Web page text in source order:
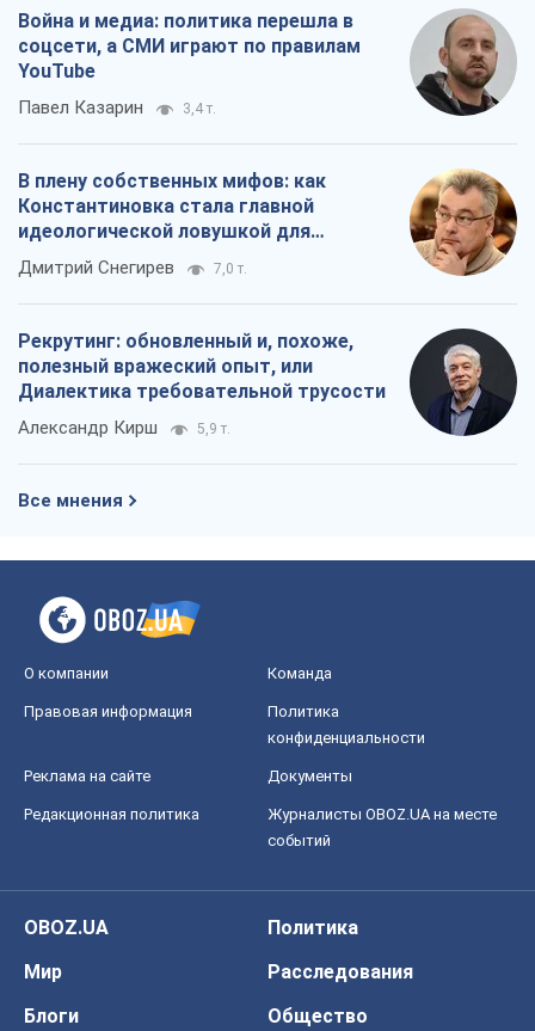
Война и медиа: политика перешла в
соцсети, а СМИ играют по правилам
YouTube
Павел Казарин 3,4 т.
В плену собственных мифов: как
Константиновка стала главной
идеологической ловушкой для
российских оккупантов
Дмитрий Снегирев 7,0 т.
Рекрутинг: обновленный и, похоже,
полезный вражеский опыт, или
Диалектика требовательной трусости
Александр Кирш 5,9 т.
Все мнения
О компании Команда
Правовая информация
Политика
конфиденциальности
Реклама на сайте Документы
Редакционная политика
Журналисты OBOZ.UA на месте
событий
OBOZ.UA
Политика
Мир
Расследования
Блоги
Общество